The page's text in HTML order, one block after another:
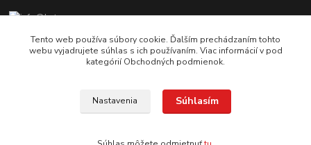
+421 902 212 007
od 8:00 - do 16:00 hod
Copyright © 2017-2027 MACSHOP.SK, všetky práva vyhradené..
Tento web používa súbory cookie. Ďalším prechádzaním tohto
webu vyjadrujete súhlas s ich používaním. Viac informácií v pod
kategórií Obchodných podmienok.
Nastavenia Súhlasím